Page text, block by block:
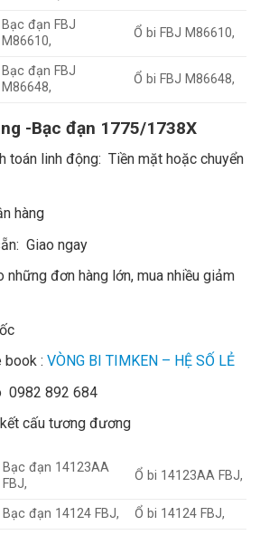
Bạc đạn FBJ
M86610,
Ổ bi FBJ M86610,
Bạc đạn FBJ
M86648,
Ổ bi FBJ M86648,
-Bạc đạn 1775/1738X
toán linh động: Tiền mặt hoặc chuyển
hàng
Giao ngay
những đơn hàng lớn, mua nhiều giảm
book : VÒNG BI TIMKEN – HỆ SỐ LẺ
0982 892 684
cấu tương đương
Bạc đạn 14123AA
FBJ,
Ổ bi 14123AA FBJ,
Bạc đạn 14124 FBJ,
Ổ bi 14124 FBJ,